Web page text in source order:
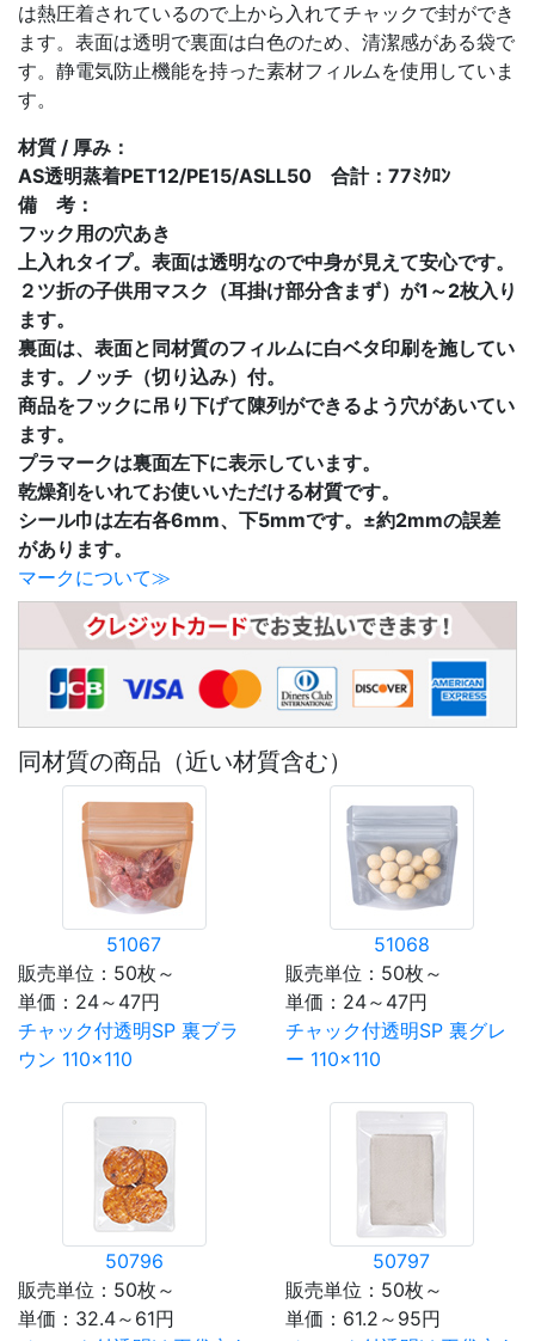
は熱圧着されているので上から入れてチャックで封ができ
ます。表面は透明で裏面は白色のため、清潔感がある袋で
す。静電気防止機能を持った素材フィルムを使用していま
す。
材質 / 厚み：
AS透明蒸着PET12/PE15/ASLL50 合計：77ﾐｸﾛﾝ
備 考：
フック用の穴あき
上入れタイプ。表面は透明なので中身が見えて安心です。
２ツ折の子供用マスク（耳掛け部分含まず）が1～2枚入り
ます。
裏面は、表面と同材質のフィルムに白ベタ印刷を施してい
ます。ノッチ（切り込み）付。
商品をフックに吊り下げて陳列ができるよう穴があいてい
ます。
プラマークは裏面左下に表示しています。
乾燥剤をいれてお使いいただける材質です。
シール巾は左右各6mm、下5mmです。±約2mmの誤差
があります。
マークについて≫
同材質の商品（近い材質含む）
51067
販売単位：50枚～
単価： 24～47円
チャック付透明SP 裏ブラ
ウン 110×110
51068
販売単位：50枚～
単価： 24～47円
チャック付透明SP 裏グレ
ー 110×110
50796
販売単位：50枚～
単価： 32.4～61円
50797
販売単位：50枚～
単価： 61.2～95円